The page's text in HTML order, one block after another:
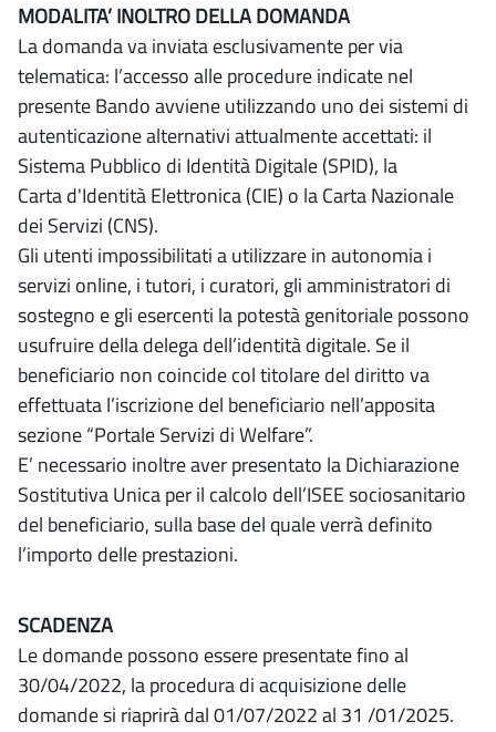
MODALITA’ INOLTRO DELLA DOMANDA
La domanda va inviata esclusivamente per via
telematica: l’accesso alle procedure indicate nel
presente Bando avviene utilizzando uno dei sistemi di
autenticazione alternativi attualmente accettati: il
Sistema Pubblico di Identità Digitale (SPID), la
Carta d'Identità Elettronica (CIE) o la Carta Nazionale
dei Servizi (CNS).
Gli utenti impossibilitati a utilizzare in autonomia i
servizi online, i tutori, i curatori, gli amministratori di
sostegno e gli esercenti la potestà genitoriale possono
usufruire della delega dell’identità digitale. Se il
beneficiario non coincide col titolare del diritto va
effettuata l’iscrizione del beneficiario nell’apposita
sezione “Portale Servizi di Welfare”.
E’ necessario inoltre aver presentato la Dichiarazione
Sostitutiva Unica per il calcolo dell’ISEE sociosanitario
del beneficiario, sulla base del quale verrà definito
l’importo delle prestazioni.
SCADENZA
Le domande possono essere presentate fino al
30/04/2022, la procedura di acquisizione delle
domande si riaprirà dal 01/07/2022 al 31 /01/2025.